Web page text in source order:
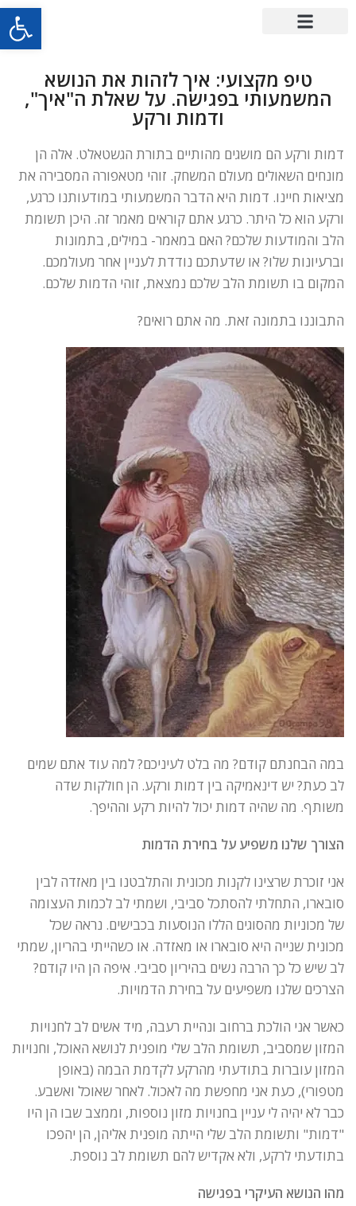
פתח
טיפ מקצועי: איך לזהות את הנושא
המשמעותי בפגישה. על שאלת ה"איך",
ודמות ורקע
דמות ורקע הם מושגים מהותיים בתורת הגשטאלט. אלה הן
מונחים השאולים מעולם המשחק. זוהי מטאפורה המסבירה את
מציאות חיינו. דמות היא הדבר המשמעותי במודעותנו כרגע,
ורקע הוא כל היתר. כרגע אתם קוראים מאמר זה. היכן תשומת
הלב והמודעות שלכם? האם במאמר- במילים, בתמונות
וברעיונות שלו? או שדעתכם נודדת לעניין אחר מעולמכם.
המקום בו תשומת הלב שלכם נמצאת, זוהי הדמות שלכם.
התבוננו בתמונה זאת. מה אתם רואים?
במה הבחנתם קודם? מה בלט לעיניכם? למה עוד אתם שמים
לב כעת? יש דינאמיקה בין דמות ורקע. הן חולקות שדה
משותף. מה שהיה דמות יכול להיות רקע וההיפך.
הצורך שלנו משפיע על בחירת הדמות
אני זוכרת שרצינו לקנות מכונית והתלבטנו בין מאזדה לבין
סובארו, התחלתי להסתכל סביבי, ושמתי לב לכמות העצומה
של מכוניות מהסוגים הללו הנוסעות בכבישים. נראה שכל
מכונית שנייה היא סובארו או מאזדה. או כשהייתי בהריון, שמתי
לב שיש כל כך הרבה נשים בהיריון סביבי. איפה הן היו קודם?
הצרכים שלנו משפיעים על בחירת הדמויות.
כאשר אני הולכת ברחוב ונהיית רעבה, מיד אשים לב לחנויות
המזון שמסביב, תשומת הלב שלי מופנית לנושא האוכל, וחנויות
המזון עוברות בתודעתי מהרקע לקדמת הבמה (באופן
מטפורי), כעת אני מחפשת מה לאכול. לאחר שאוכל ואשבע.
כבר לא יהיה לי עניין בחנויות מזון נוספות, וממצב שבו הן היו
"דמות" ותשומת הלב שלי הייתה מופנית אליהן, הן יהפכו
בתודעתי לרקע, ולא אקדיש להם תשומת לב נוספת.
מהו הנושא העיקרי בפגישה